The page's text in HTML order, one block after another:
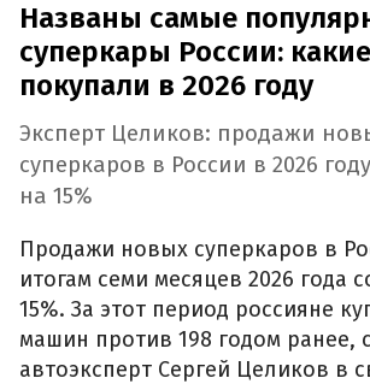
Названы самые
суперкары России:
покупали в 2026 году
Эксперт Целиков: продажи
суперкаров в России в 2026
на 15%
Продажи новых суперкаров в
итогам семи месяцев 2026 года
15%. За этот период россияне
машин против 198 годом ранее,
автоэксперт Сергей Целиков в